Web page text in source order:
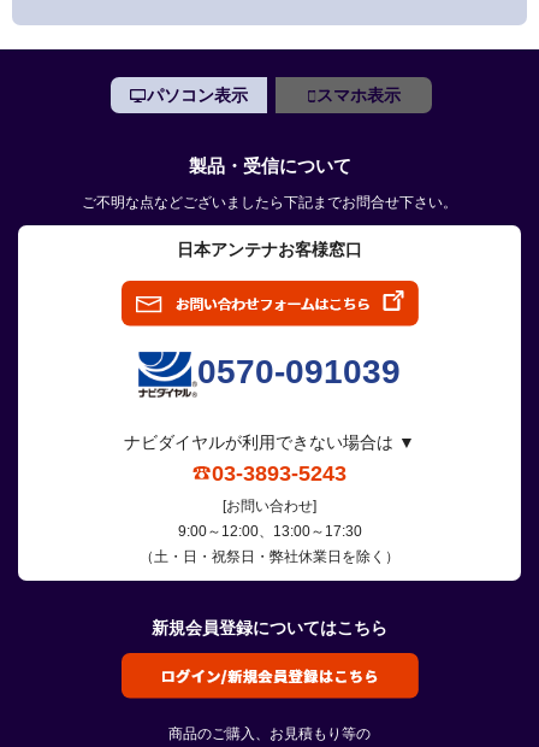
パソコン表示 スマホ表示
製品・受信について
ご不明な点などございましたら下記までお問合せ下さい。
日本アンテナお客様窓口
0570-091039
ナビダイヤルが利用できない場合は ▼
03-3893-5243
[お問い合わせ]
9:00～12:00、13:00～17:30
（土・日・祝祭日・弊社休業日を除く）
新規会員登録についてはこちら
商品のご購入、お見積もり等の